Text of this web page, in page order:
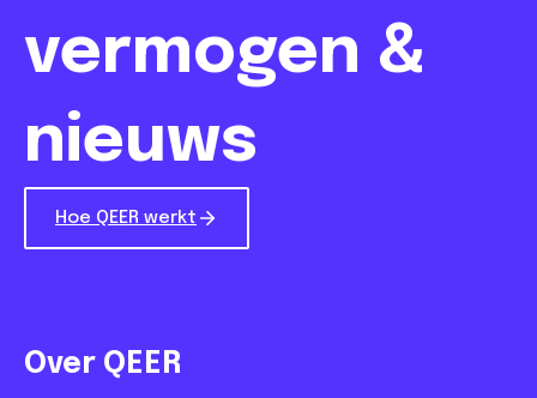
vermogen &
nieuws
Hoe QEER werkt
Over QEER